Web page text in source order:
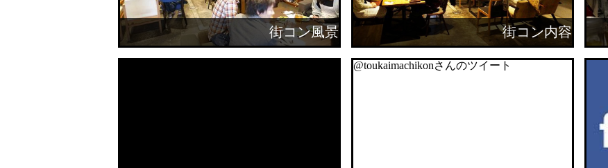
街コン風景 街コン内容
@toukaimachikonさんのツイート